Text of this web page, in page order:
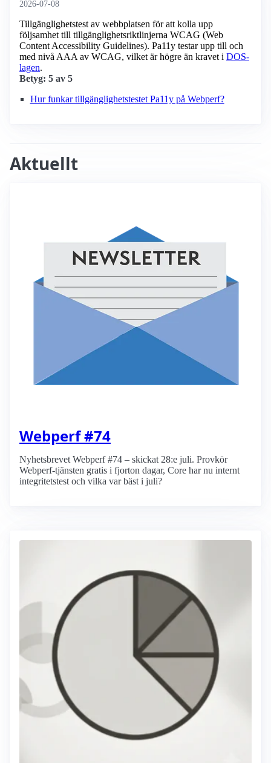
2026-07-08
Tillgänglighetstest av webbplatsen för att kolla upp
följsamhet till tillgänglighets­riktlinjerna WCAG (Web
Content Accessibility Guidelines). Pa11y testar upp till och
med nivå AAA av WCAG, vilket är högre än kravet i DOS-
lagen.
Betyg: 5 av 5
Hur funkar tillgänglighetstestet Pa11y på Webperf?
Aktuellt
Webperf #74
Nyhetsbrevet Webperf #74 – skickat 28:e juli. Provkör
Webperf-tjänsten gratis i fjorton dagar, Core har nu internt
integritetstest och vilka var bäst i juli?